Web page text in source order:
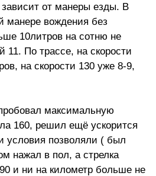
от манеры езды. В
манере вождения без
10литров на сотню не
11. По трассе, на скорости
на скорости 130 уже 8-9,
максимальную
160, решил ещё ускорится
условия позволяли ( был
нажал в пол, а стрелка
и ни на километр больше не